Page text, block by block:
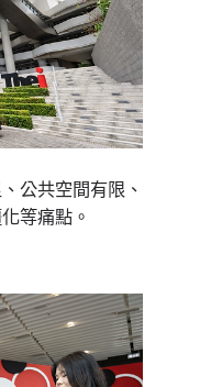
公共空間有限、
等痛點。